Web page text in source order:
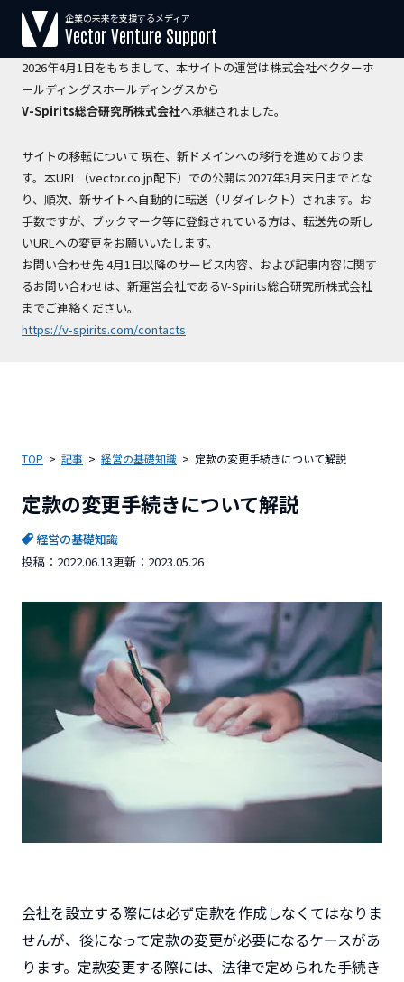
【運営会社変更のお知らせ】
2026年4月1日をもちまして、本サイトの運営は株式会社ベクターホ
ールディングスホールディングスから
V-Spirits総合研究所株式会社へ承継されました。
サイトの移転について 現在、新ドメインへの移行を進めておりま
す。本URL（vector.co.jp配下）での公開は2027年3月末日までとな
り、順次、新サイトへ自動的に転送（リダイレクト）されます。お
手数ですが、ブックマーク等に登録されている方は、転送先の新し
いURLへの変更をお願いいたします。
お問い合わせ先 4月1日以降のサービス内容、および記事内容に関す
るお問い合わせは、新運営会社であるV-Spirits総合研究所株式会社
までご連絡ください。
https://v-spirits.com/contacts
企業の未来を支援するメディア
Vector Venture Support
TOP 記事 経営の基礎知識 定款の変更手続きについて解説
定款の変更手続きについて解説
経営の基礎知識
投稿： 2022.06.13更新： 2023.05.26
会社を設立する際には必ず定款を作成しなくてはなりま
せんが、後になって定款の変更が必要になるケースがあ
ります。定款変更する際には、法律で定められた手続き